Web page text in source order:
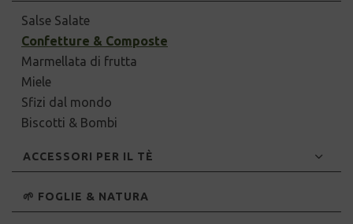
Salse Salate
Confetture & Composte
Marmellata di frutta
Miele
Sfizi dal mondo
Biscotti & Bombi
ACCESSORI PER IL TÈ
🌱 FOGLIE & NATURA